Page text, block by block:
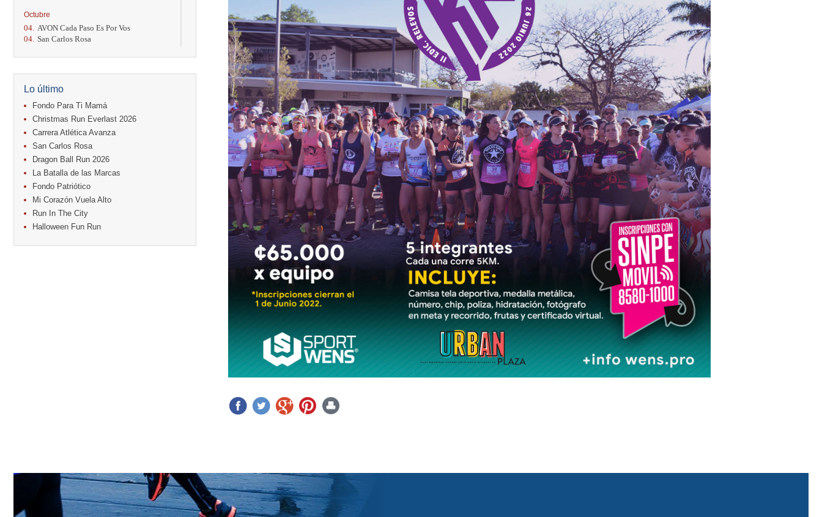
Octubre
04. AVON Cada Paso Es Por Vos
04. San Carlos Rosa
11. Run In The City
Caribe Paradise Run
18. Casa Turire Trail Run
18. Warriors Run Circuit
18. Samsung Jacó Beach Half Marathon
25. KRun by Under Armour
25. Run Alajuela
31. Halloween Fun Run
Noviembre
08. Lindora Run
15. Entre Pan y Rosas
Diciembre
12. Media Maratón Puntarenas 2026
Lo último
Fondo Para Ti Mamá
Christmas Run Everlast 2026
Carrera Atlética Avanza
San Carlos Rosa
Dragon Ball Run 2026
La Batalla de las Marcas
Fondo Patriótico
Mi Corazón Vuela Alto
Run In The City
Halloween Fun Run